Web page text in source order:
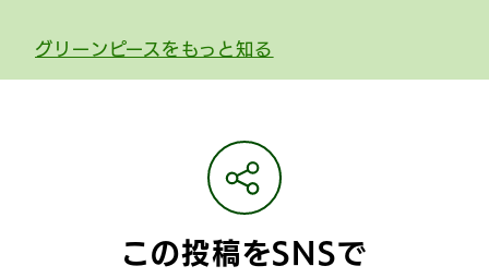
グリーンピースをもっと知る
この投稿をSNSで